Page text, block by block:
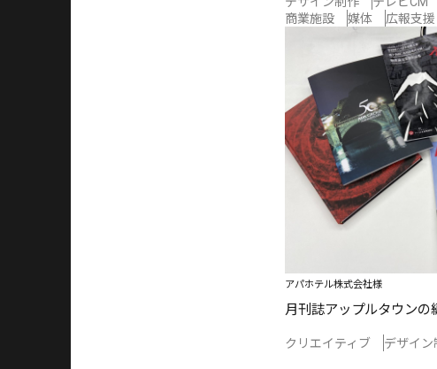
商業施設
媒体 広報支援
アパホテル株式会社様
月刊誌アップルタウンの
クリエイティブ デザイン